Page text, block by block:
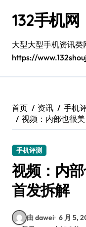
132手机网
大型大型手机资讯类
https://
首页 资讯 手机
视频：内部也很
手机评测
视频：内
首发拆解
由 dawei 6 月 5,